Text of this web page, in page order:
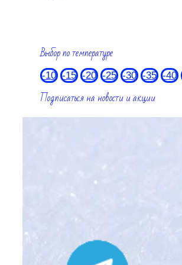
Выбор по температуре
-10 -15 -20 -25 -30 -35 -40
Подписаться на новости и акции